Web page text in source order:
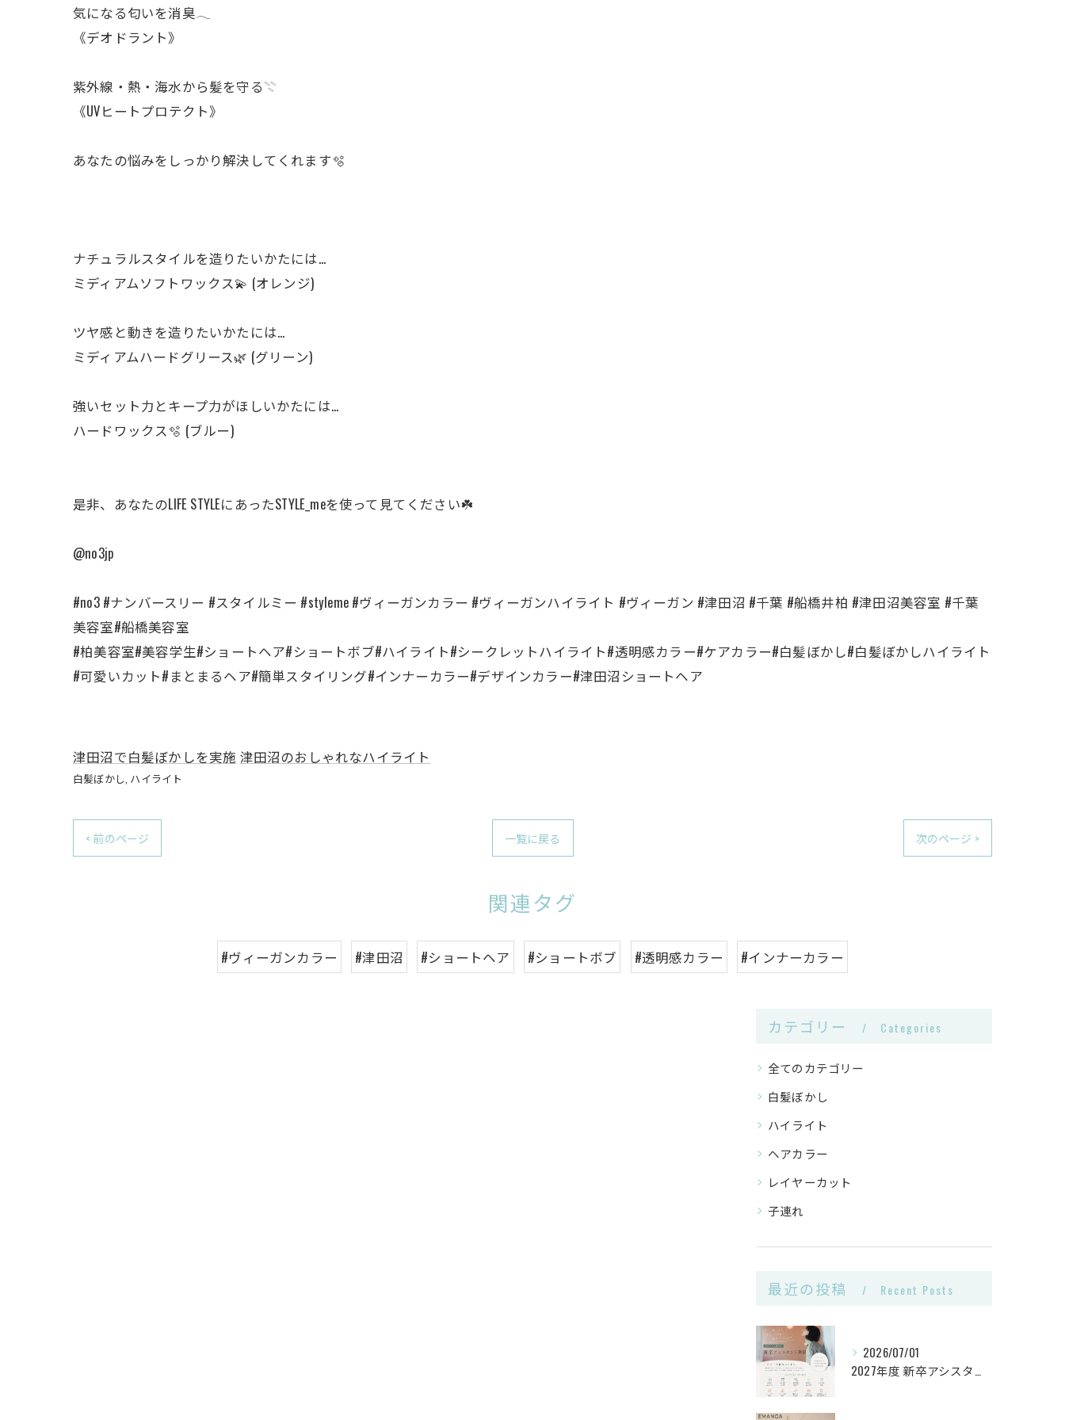
気になる匂いを消臭𓂃
《デオドラント》
紫外線・熱・海水から髪を守る𓇢
《UVヒートプロテクト》
あなたの悩みをしっかり解決してくれます🫧
ナチュラルスタイルを造りたいかたには…
ミディアムソフトワックス💫 (オレンジ)
ツヤ感と動きを造りたいかたには…
ミディアムハードグリース🌿 (グリーン)
強いセット力とキープ力がほしいかたには…
ハードワックス🫧 (ブルー)
是非、あなたのLIFE STYLEにあったSTYLE_meを使って見てください☘️
@no3jp
#no3 #ナンバースリー #スタイルミー #styleme #ヴィーガンカラー #ヴィーガンハイライト #ヴィーガン #津田沼 #千葉 #船橋井柏 #津田沼美容室 #千葉
美容室#船橋美容室
#柏美容室#美容学生#ショートヘア#ショートボブ#ハイライト#シークレットハイライト#透明感カラー#ケアカラー#白髪ぼかし#白髪ぼかしハイライト
#可愛いカット#まとまるヘア#簡単スタイリング#インナーカラー#デザインカラー#津田沼ショートヘア
津田沼で白髪ぼかしを実施 津田沼のおしゃれなハイライト
白髪ぼかし ハイライト
< 前のページ 一覧に戻る 次のページ >
関連タグ
#ヴィーガンカラー #津田沼 #ショートヘア #ショートボブ #透明感カラー #インナーカラー
カテゴリー Categories
全てのカテゴリー
白髪ぼかし
ハイライト
ヘアカラー
レイヤーカット
子連れ
最近の投稿 Recent Posts
2026/07/01
2027年度 新卒アシスタント《第2次募集》🌿